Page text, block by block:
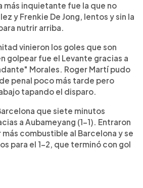
más inquietante fue la que no
y Frenkie De Jong, lentos y sin la
nutrir arriba.
vinieron los goles que son
golpear fue el Levante gracias a
Morales. Roger Martí pudo
penal poco más tarde pero
tapando el disparo.
que siete minutos
a Aubameyang (1-1). Entraron
más combustible al Barcelona y se
para el 1-2, que terminó con gol